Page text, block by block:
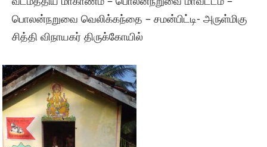
பொலன்நறுவை வெலிக்கந்தை – சமன்பிட்டி- அருள்மிகு
சித்தி விநாயகர் திருக்கோயில்